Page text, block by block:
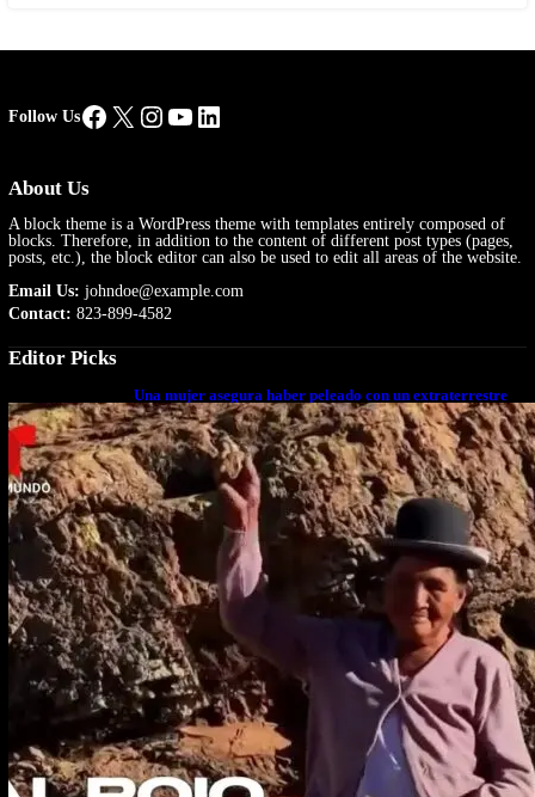
Follow UsFacebook
X Instagram
YouTube
LinkedIn
About Us
A block theme is a WordPress theme with templates entirely composed of
blocks. Therefore, in addition to the content of different post types (pages,
posts, etc.), the block editor can also be used to edit all areas of the website.
Email Us: johndoe@example.com
Contact: 823-899-4582
Editor Picks
Una mujer asegura haber peleado con un extraterrestre
cuerpo a cuerpo